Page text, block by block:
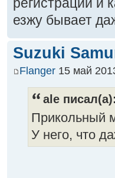
регистрации и
езжу бывает
Suzuki
Flanger 15 май
ale писал(а):
Прикольный
У него, что